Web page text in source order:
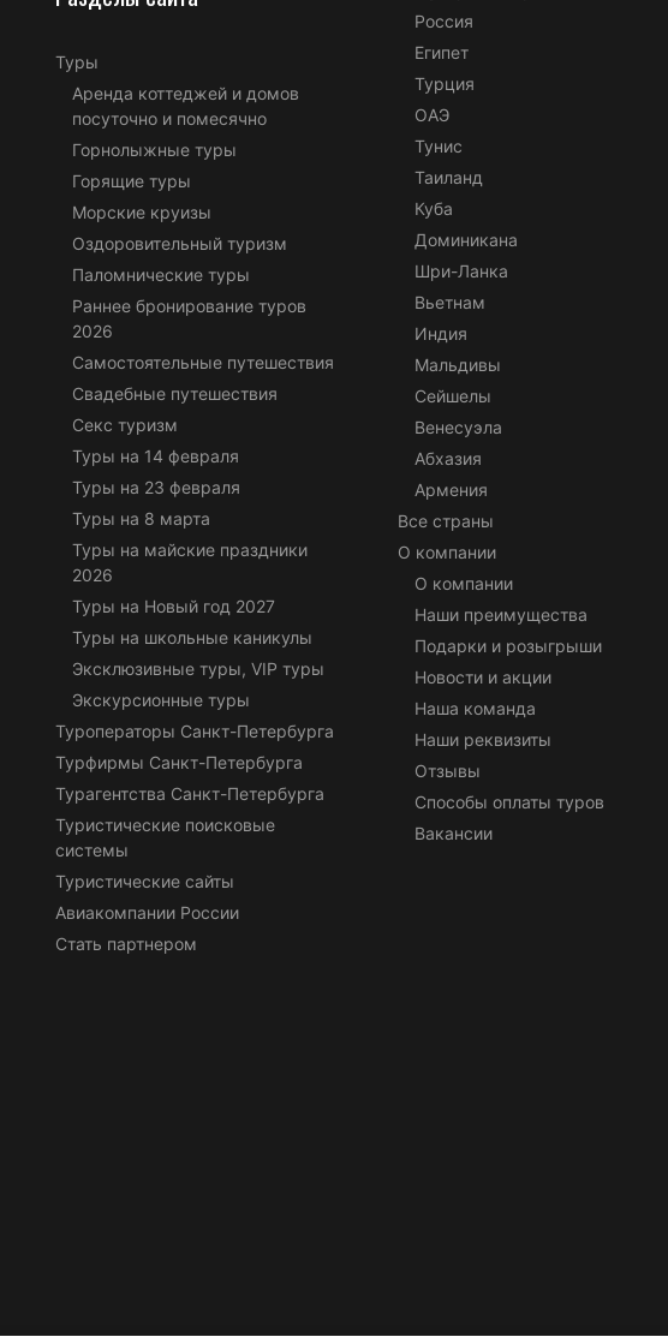
Туры
Аренда коттеджей и домов
посуточно и помесячно
Горнолыжные туры
Горящие туры
Морские круизы
Оздоровительный туризм
Паломнические туры
Раннее бронирование туров
2026
Самостоятельные путешествия
Свадебные путешествия
Секс туризм
Туры на 14 февраля
Туры на 23 февраля
Туры на 8 марта
Туры на майские праздники
2026
Туры на Новый год 2027
Туры на школьные каникулы
Эксклюзивные туры, VIP туры
Экскурсионные туры
Туроператоры Санкт-Петербурга
Турфирмы Санкт-Петербурга
Турагентства Санкт-Петербурга
Туристические поисковые
системы
Туристические сайты
Авиакомпании России
Стать партнером
Россия
Египет
Турция
ОАЭ
Тунис
Таиланд
Куба
Доминикана
Шри-Ланка
Вьетнам
Индия
Мальдивы
Сейшелы
Венесуэла
Абхазия
Армения
Все страны
О компании
О компании
Наши преимущества
Подарки и розыгрыши
Новости и акции
Наша команда
Наши реквизиты
Отзывы
Способы оплаты туров
Вакансии